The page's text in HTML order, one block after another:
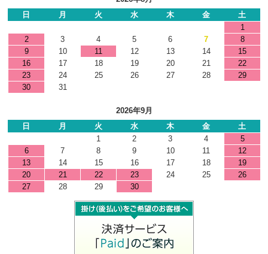
日
月 火 水 木 金
土
1
2
3 4 5 6 7
8
9
10 11 12 13 14
15
16
17 18 19 20 21
22
23
24 25 26 27 28
29
30
31
2026年9月
日
月 火 水 木 金
土
1
2 3 4
5
6
7 8 9 10 11
12
13
14 15 16 17 18
19
20
21 22 23 24 25
26
27
28 29 30